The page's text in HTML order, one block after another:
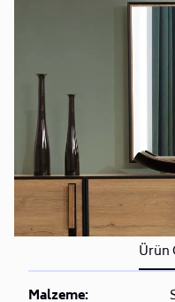
Ürün
Malzeme: